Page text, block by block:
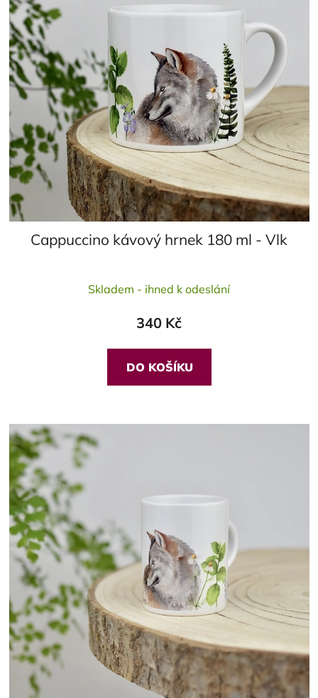
k
t
ů
p
r
o
d
u
k
t
ů
Cappuccino kávový hrnek 180 ml - Vlk
Skladem - ihned k odeslání
340 Kč
DO KOŠÍKU